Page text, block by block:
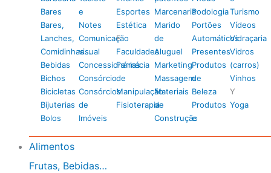
Bares
Bares,
Lanches,
Comidinhas…
Bebidas
Bichos
Bicicletas
Bijuterias
Bolos
e
Notes
Comunicação
visual
Concessionárias
Consórcio
Consórcios
de
Imóveis
Esportes
Estética
F
Faculdades
Farmácia
de
Manipulação
Fisioterapia
Marcenaria
Marido
de
Aluguel
Marketing
Massagem
Materiais
de
Construção
Podologia
Portões
Automáticos
Presentes
Produtos
de
Beleza
Produtos
e
Turismo
Vídeos
Vidraçaria
Vidros
(carros)
Vinhos
Y
Yoga
Alimentos
Frutas, Bebidas…